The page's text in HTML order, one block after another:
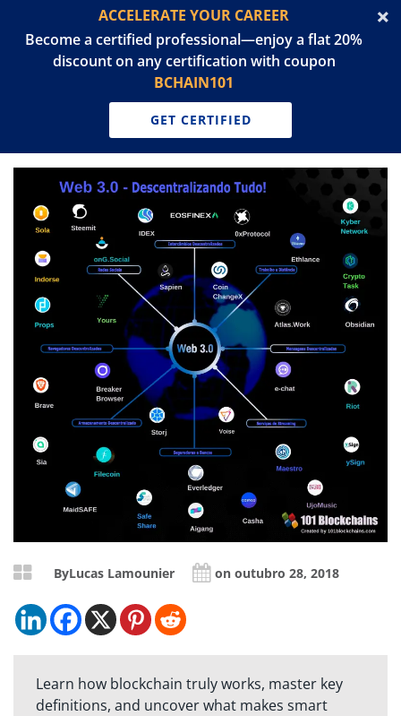
ACCELERATE YOUR CAREER
Become a certified professional—enjoy a flat 20%
discount on any certification with coupon
BCHAIN101
GET CERTIFIED
ByLucas Lamounier on outubro 28, 2018
Learn how blockchain truly works, master key
definitions, and uncover what makes smart